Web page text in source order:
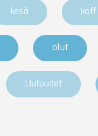
kesä koff
olut
Uutuudet